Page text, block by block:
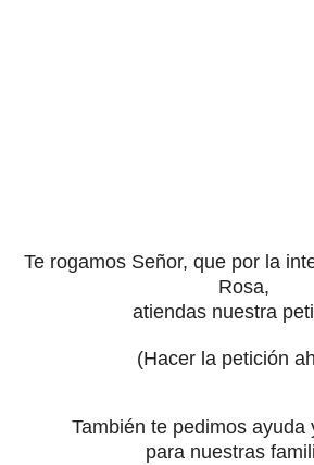
Te rogamos Señor, que por la
Rosa,
atiendas nuestra
(Hacer la petición
También te pedimos ayuda
para nuestras